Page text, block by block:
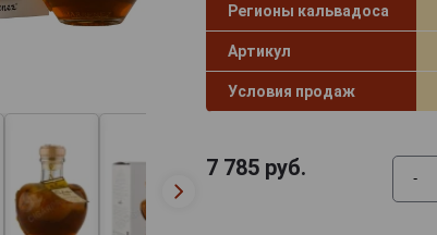
Регионы кальвадоса
Артикул
Условия продаж
7 785руб. -